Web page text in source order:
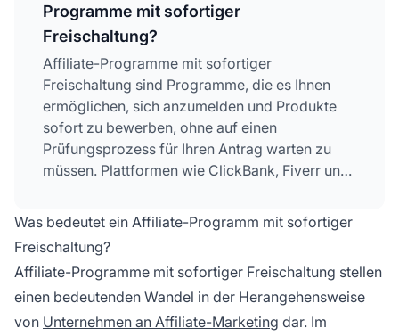
Programme mit sofortiger
Freischaltung?
Affiliate-Programme mit sofortiger
Freischaltung sind Programme, die es Ihnen
ermöglichen, sich anzumelden und Produkte
sofort zu bewerben, ohne auf einen
Prüfungsprozess für Ihren Antrag warten zu
müssen. Plattformen wie ClickBank, Fiverr und
Affiliate-Netzwerken, sodass Einsteiger direkt
mit dem Verdienen von Provisionen beginnen
können, ohne spezielle Anforderungen erfüllen
oder auf die Genehmigung durch den Händler
warten zu müssen.
Was bedeutet ein Affiliate-Programm mit sofortiger
Freischaltung?
Affiliate-Programme mit sofortiger Freischaltung stellen
einen bedeutenden Wandel in der Herangehensweise
von Unternehmen an Affiliate-Marketing dar. Im